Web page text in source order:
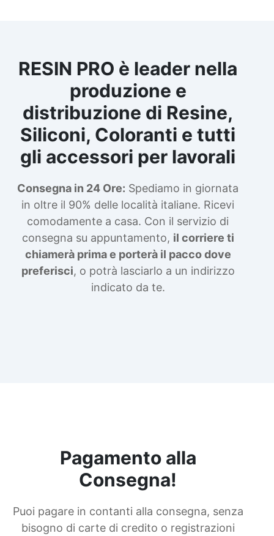
RESIN PRO è leader nella
produzione e
distribuzione di Resine,
Siliconi, Coloranti e tutti
gli accessori per lavorali
Consegna in 24 Ore: Spediamo in giornata
in oltre il 90% delle località italiane. Ricevi
comodamente a casa. Con il servizio di
consegna su appuntamento, il corriere ti
chiamerà prima e porterà il pacco dove
preferisci, o potrà lasciarlo a un indirizzo
indicato da te.
Pagamento alla
Consegna!
Puoi pagare in contanti alla consegna, senza
bisogno di carte di credito o registrazioni